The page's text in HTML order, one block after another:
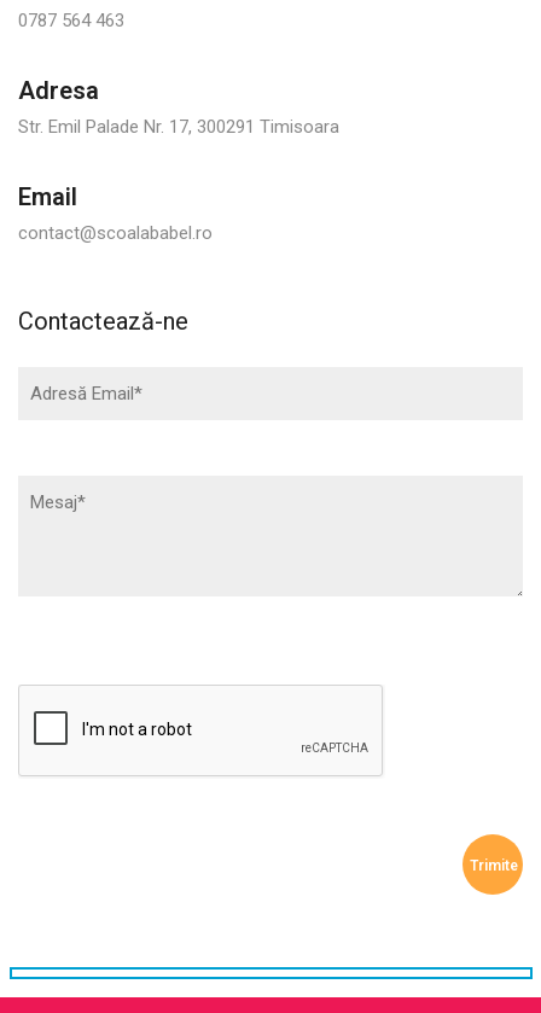
0787 564 463
Adresa
Str. Emil Palade Nr. 17, 300291 Timisoara
Email
contact@scoalababel.ro
Contactează-ne